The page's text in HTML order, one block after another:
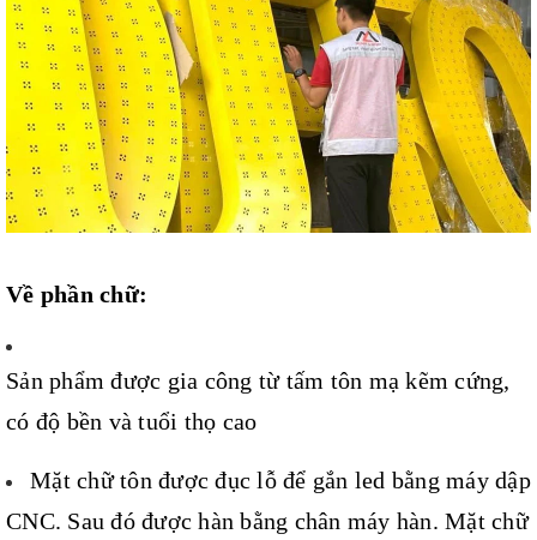
Về phần chữ:
Sản phẩm được gia công từ tấm tôn mạ kẽm cứng,
có độ bền và tuổi thọ cao
Mặt chữ tôn được đục lỗ để gắn led bằng máy dập
CNC. Sau đó được hàn bằng chân máy hàn. Mặt chữ